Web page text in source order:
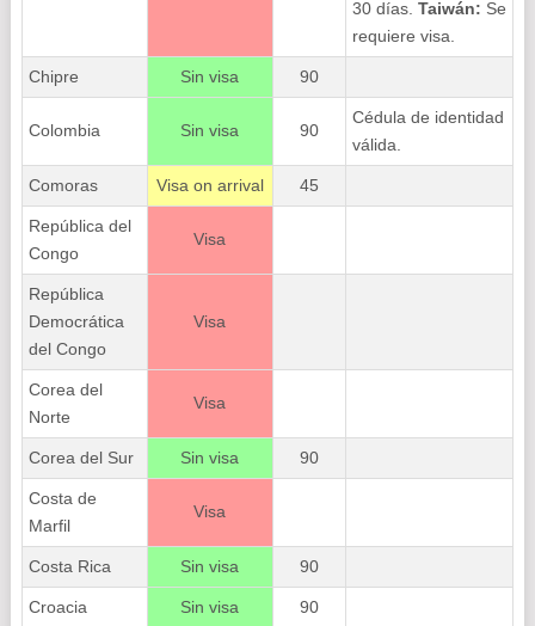
30 días. Taiwán: Se
requiere visa.
Chipre Sin visa 90
Colombia Sin visa 90
Cédula de identidad
válida.
Comoras Visa on arrival 45
República del
Congo
Visa
República
Democrática
del Congo
Visa
Corea del
Norte
Visa
Corea del Sur Sin visa 90
Costa de
Marfil
Visa
Costa Rica Sin visa 90
Croacia Sin visa 90